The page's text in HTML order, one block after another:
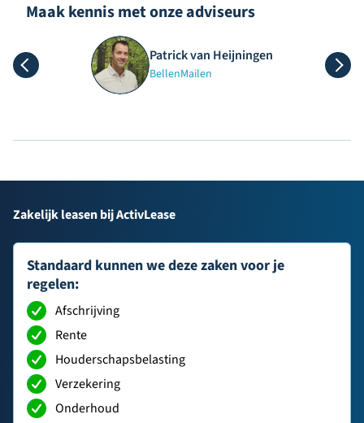
Maak kennis met onze adviseurs
Patrick van Heijningen
BellenMailen
Zakelijk leasen bij ActivLease
Standaard kunnen we deze zaken voor je
regelen:
Afschrijving
Rente
Houderschapsbelasting
Verzekering
Onderhoud